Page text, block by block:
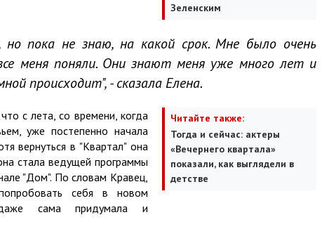
Зеленским
но пока не знаю, на какой срок. Мне было очень
меня поняли. Они знают меня уже много лет и
происходит", - сказала Елена.
Читайте также:
Тогда и сейчас: актеры
«Вечернего квартала»
показали, как выглядели в
детстве
с лета, со времени, когда
уже постепенно начала
вернуться в "Квартал" она
стала ведущей программы
"Дом". По словам Кравец,
себя в новом
сама придумала и